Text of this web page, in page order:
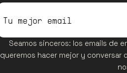
Seamos sinceros: los emails de
queremos hacer mejor y